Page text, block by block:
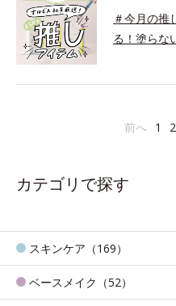
＃今月の推
る！塗らな
前へ 1 2
カテゴリで探す
スキンケア（169）
ベースメイク（52）